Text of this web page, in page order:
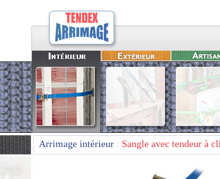
Arrimage intérieur: Sangle avec tendeur à